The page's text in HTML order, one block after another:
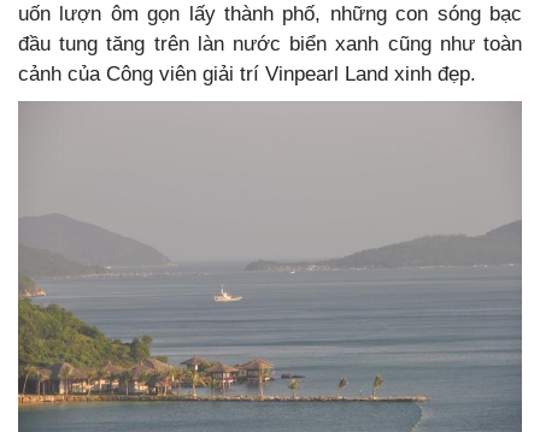
uốn lượn ôm gọn lấy thành phố, những con sóng bạc
đầu tung tăng trên làn nước biển xanh cũng như toàn
cảnh của Công viên giải trí Vinpearl Land xinh đẹp.